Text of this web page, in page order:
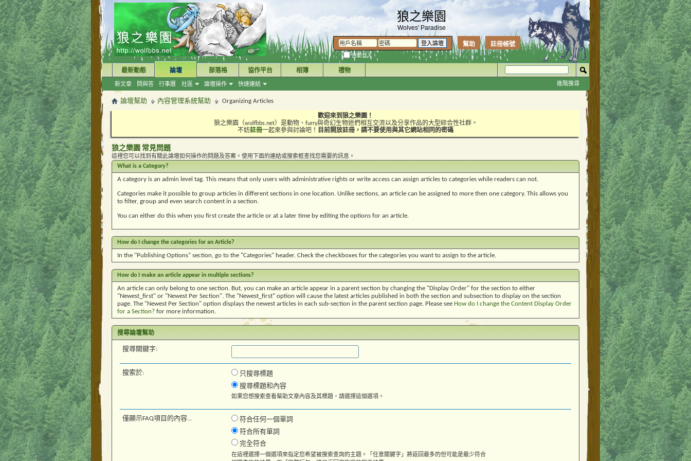
狼之樂園
Wolves' Paradise
註冊帳號
幫助
自動登入
最新動態 論壇
新文章 問與答 行事曆 社區 論壇操作 快速連結
部落格 協作平台 相簿 禮物
進階搜尋
論壇幫助 內容管理系統幫助 Organizing Articles
歡迎來到狼之樂園！
狼之樂園（wolfbbs.net）是動物、furry與奇幻生物迷們相互交流以及分享作品的大型綜合性社群。
不妨註冊一起來參與討論吧！ 目前開放註冊，請不要使用與其它網站相同的密碼
狼之樂園 常見問題
這裡您可以找到有關此論壇如何操作的問題及答案。使用下面的連結或搜索框查找您需要的訊息。
What is a Category?
A category is an admin level tag. This means that only users with administrative rights or write access can assign articles to categories while readers can not.
Categories make it possible to group articles in different sections in one location. Unlike sections, an article can be assigned to more then one category. This allows you
to filter, group and even search content in a section.
You can either do this when you first create the article or at a later time by editing the options for an article.
How do I change the categories for an Article?
In the "Publishing Options" section, go to the "Categories" header. Check the checkboxes for the categories you want to assign to the article.
How do I make an article appear in multiple sections?
An article can only belong to one section. But, you can make an article appear in a parent section by changing the "Display Order" for the section to either
"Newest_first" or "Newest Per Section". The "Newest_first" option will cause the latest articles published in both the section and subsection to display on the section
page. The "Newest Per Section" option displays the newest articles in each sub-section in the parent section page. Please see How do I change the Content Display Order
for a Section? for more information.
搜尋論壇幫助
搜尋關鍵字:
搜索於:
只搜尋標題
搜尋標題和內容
如果您想搜索查看幫助文章內容及其標題，請選擇這個選項。
僅顯示FAQ項目的內容...
符合任何一個單詞
符合所有單詞
完全符合
在這裡選擇一個選項來指定您希望被搜索查詢的主題。「任意關鍵字」將返回最多的但可能是最少符合